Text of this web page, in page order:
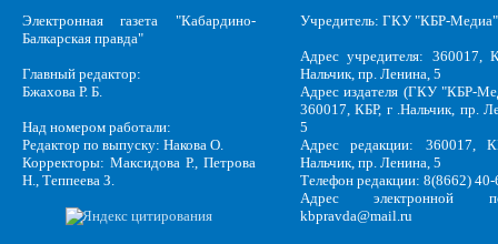
Электронная газета "Кабардино-
Балкарская правда"
Главный редактор:
Бжахова Р. Б.
Над номером работали:
Редактор по выпуску: Накова О.
Корректоры: Максидова Р., Петрова
Н., Теппеева З.
Учредитель: ГКУ "КБР-Медиа"
Адрес учредителя: 360017,
Нальчик, пр. Ленина, 5
Адрес издателя (ГКУ "КБР-
360017, КБР, г .Нальчик, пр.
5
Адрес редакции: 360017,
Нальчик, пр. Ленина, 5
Телефон редакции: 8(8662)
Адрес электронной
kbpravda@mail.ru